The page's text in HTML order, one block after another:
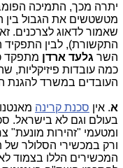
יתרה מכך, התמיכה
מטשטשים את הגבול בין
שאמור לדאוג לצרכנים.
התקשורת), לבין
השר גלעד ארדן מתפקד
כמה עובדות פיזיקליות,
העובדים במשרד להגנת
א. אין סכנת קרינה
בעולם וגם לא בישראל.
ומטעמי "זהירות מונעת"
ורק במכשירי הסלולר
המכשירים הללו בצמוד